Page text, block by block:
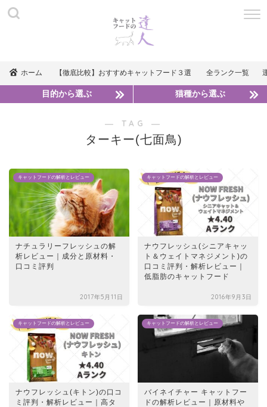
ホーム 【徹底比較】おすすめキャットフード３選 全ランク一覧
目的から選ぶ 猫種から選ぶ
― TAG ―
ターキー(七面鳥)
キャットフードの解析とレビュー
ナチュラリーフレッシュの解
析レビュー｜成分と原材料・
口コミ評判
2017年5月11日
キャットフードの解析とレビュー
ナウフレッシュ(シニアキャッ
ト＆ウェイトマネジメント)の
口コミ評判・解析レビュー｜
低脂肪のキャットフード
2016年9月3日
キャットフードの解析とレビュー
ナウフレッシュ(キトン)の口コ
ミ評判・解析レビュー｜高タ
キャットフードの解析とレビュー
バイネイチャー キャットフー
ドの解析レビュー｜原材料や